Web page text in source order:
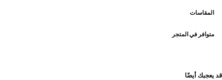
المقاسات
متوافر في المتجر
قد يعجبك أيضًا